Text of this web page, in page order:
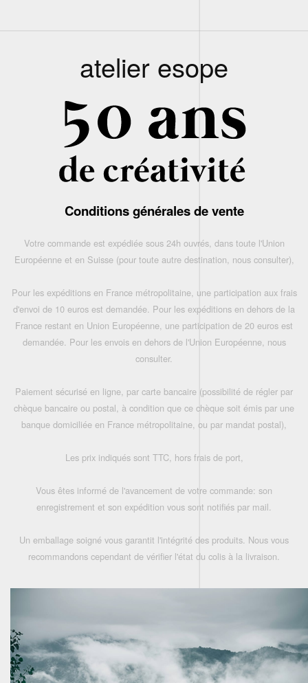
atelier esope
Conditions générales de vente
Votre commande est expédiée sous 24h ouvrés, dans toute l'Union
Européenne et en Suisse (pour toute autre destination, nous consulter),
Pour les expéditions en France métropolitaine, une participation aux frais
d'envoi de 10 euros est demandée. Pour les expéditions en dehors de la
France restant en Union Européenne, une participation de 20 euros est
demandée. Pour les envois en dehors de l'Union Européenne, nous
consulter.
Paiement sécurisé en ligne, par carte bancaire (possibilité de régler par
chèque bancaire ou postal, à condition que ce chèque soit émis par une
banque domiciliée en France métropolitaine, ou par mandat postal),
Les prix indiqués sont TTC, hors frais de port,
Vous êtes informé de l'avancement de votre commande: son
enregistrement et son expédition vous sont notifiés par mail.
Un emballage soigné vous garantit l'intégrité des produits. Nous vous
recommandons cependant de vérifier l'état du colis à la livraison.